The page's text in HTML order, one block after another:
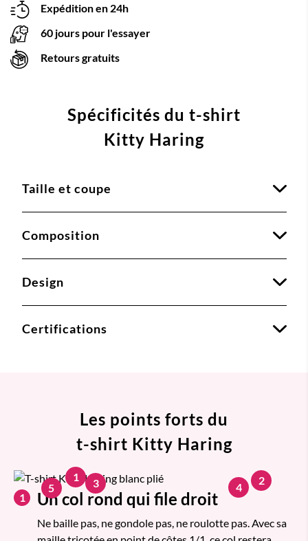
Expédition en 24h
60 jours pour l'essayer
Retours gratuits
Spécificités du t-shirt
Kitty Haring
Taille et coupe
Composition
Design
Certifications
Les points forts du
t-shirt Kitty Haring
1 Un col rond qui file droit
Ne baille pas, ne gondole pas, ne roulotte pas. Avec sa
1 2
3 4
5